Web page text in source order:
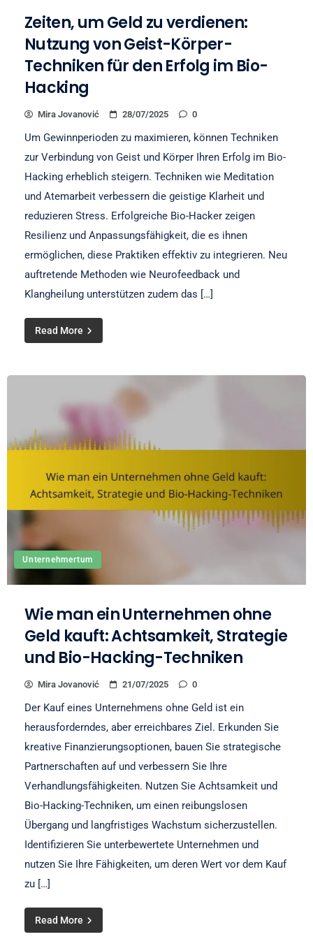
Zeiten, um Geld zu verdienen:
Nutzung von Geist-Körper-
Techniken für den Erfolg im Bio-
Hacking
Mira Jovanović 28/07/2025 0
Um Gewinnperioden zu maximieren, können Techniken
zur Verbindung von Geist und Körper Ihren Erfolg im Bio-
Hacking erheblich steigern. Techniken wie Meditation
und Atemarbeit verbessern die geistige Klarheit und
reduzieren Stress. Erfolgreiche Bio-Hacker zeigen
Resilienz und Anpassungsfähigkeit, die es ihnen
ermöglichen, diese Praktiken effektiv zu integrieren. Neu
auftretende Methoden wie Neurofeedback und
Klangheilung unterstützen zudem das […]
Read More
Unternehmertum
Wie man ein Unternehmen ohne
Geld kauft: Achtsamkeit, Strategie
und Bio-Hacking-Techniken
Mira Jovanović 21/07/2025 0
Der Kauf eines Unternehmens ohne Geld ist ein
herausforderndes, aber erreichbares Ziel. Erkunden Sie
kreative Finanzierungsoptionen, bauen Sie strategische
Partnerschaften auf und verbessern Sie Ihre
Verhandlungsfähigkeiten. Nutzen Sie Achtsamkeit und
Bio-Hacking-Techniken, um einen reibungslosen
Übergang und langfristiges Wachstum sicherzustellen.
Identifizieren Sie unterbewertete Unternehmen und
nutzen Sie Ihre Fähigkeiten, um deren Wert vor dem Kauf
zu […]
Read More